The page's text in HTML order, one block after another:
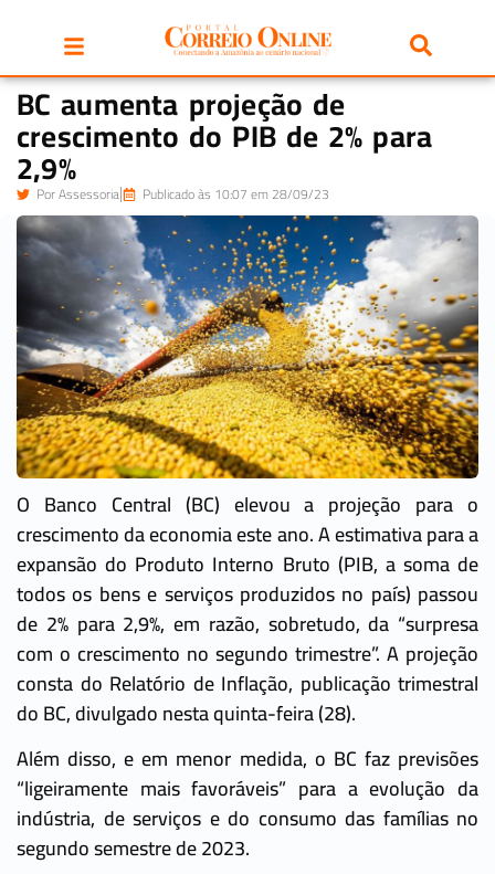
BC aumenta projeção de
crescimento do PIB de 2% para
2,9%
PorAssessoria Publicado às 10:07 em 28/09/23
O Banco Central (BC) elevou a projeção para o
crescimento da economia este ano. A estimativa para a
expansão do Produto Interno Bruto (PIB, a soma de
todos os bens e serviços produzidos no país) passou
de 2% para 2,9%, em razão, sobretudo, da “surpresa
com o crescimento no segundo trimestre”. A projeção
consta do Relatório de Inflação, publicação trimestral
do BC, divulgado nesta quinta-feira (28).
Além disso, e em menor medida, o BC faz previsões
“ligeiramente mais favoráveis” para a evolução da
indústria, de serviços e do consumo das famílias no
segundo semestre de 2023.